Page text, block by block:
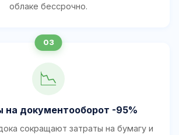
облаке бессрочно.
📉
на документооборот -95%
сокращают затраты на бумагу и